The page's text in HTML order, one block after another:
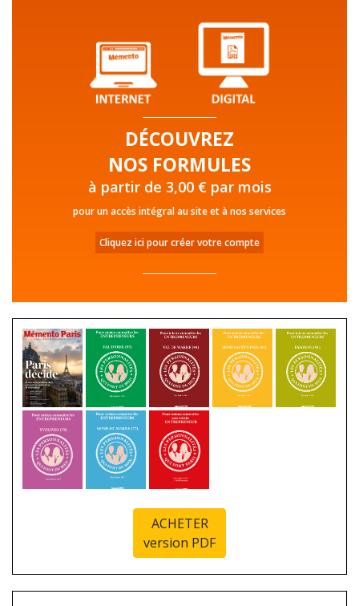
DÉCOUVREZ
NOS FORMULES
à partir de 3,00 € par mois
pour un accès intégral au site et à nos services
Cliquez ici pour créer votre compte
ACHETER
version PDF